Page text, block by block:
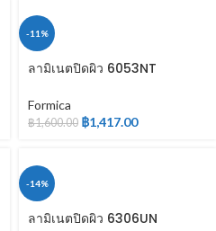
-11%
ลามิเนตปิดผิว 6053NT
Formica
฿1,600.00 ฿1,417.00
-14%
ลามิเนตปิดผิว 6306UN